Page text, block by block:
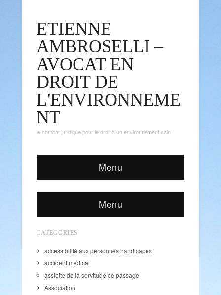
ETIENNE
AMBROSELLI –
AVOCAT EN
DROIT DE
L'ENVIRONNEME
NT
le combat juridique pour le droit à un environnement sain
Menu
Menu
CATEGORIES
accessibilité aux personnes handicapés
accident médical
assiette de la servitude de passage
Association